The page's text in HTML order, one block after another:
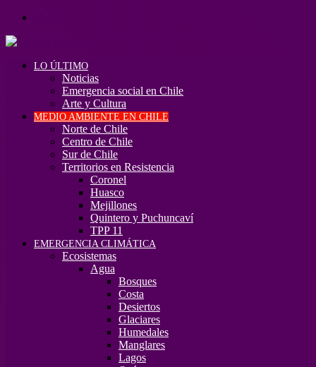
LO ÚLTIMO
Noticias
Emergencia social en Chile
Arte y Cultura
MEDIO AMBIENTE EN CHILE
Norte de Chile
Centro de Chile
Sur de Chile
Territorios en Resistencia
Coronel
Huasco
Mejillones
Quintero y Puchuncaví
TPP 11
EMERGENCIA CLIMÁTICA
Ecosistemas
Agua
Bosques
Costa
Desiertos
Glaciares
Humedales
Manglares
Lagos